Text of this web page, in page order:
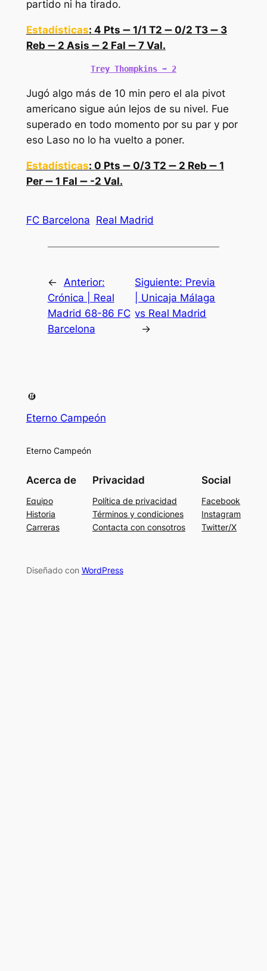
partido ni ha tirado.
Estadísticas: 4 Pts ➖1/1 T2 ➖0/2 T3 ➖3
Reb ➖2 Asis ➖2 Fal ➖7 Val.
Trey Thompkins ➡️ 2
Jugó algo más de 10 min pero el ala pivot
americano sigue aún lejos de su nivel. Fue
superado en todo momento por su par y por
eso Laso no lo ha vuelto a poner.
Estadísticas: 0 Pts ➖0/3 T2 ➖2 Reb ➖1
Per ➖1 Fal ➖-2 Val.
FC Barcelona Real Madrid
←
Anterior:
Crónica | Real
Madrid 68-86 FC
Barcelona
Siguiente: Previa
| Unicaja Málaga
vs Real Madrid
→
Eterno Campeón
Eterno Campeón
Acerca de
Equipo
Historia
Carreras
Privacidad
Política de privacidad
Términos y condiciones
Contacta con consotros
Social
Facebook
Instagram
Twitter/X
Diseñado con WordPress